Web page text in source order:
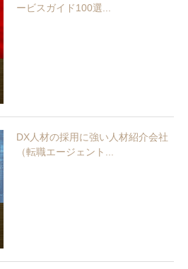
ービスガイド100選...
DX人材の採用に強い人材紹介会社
（転職エージェント...